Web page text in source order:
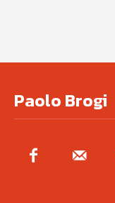
Paolo Brogi